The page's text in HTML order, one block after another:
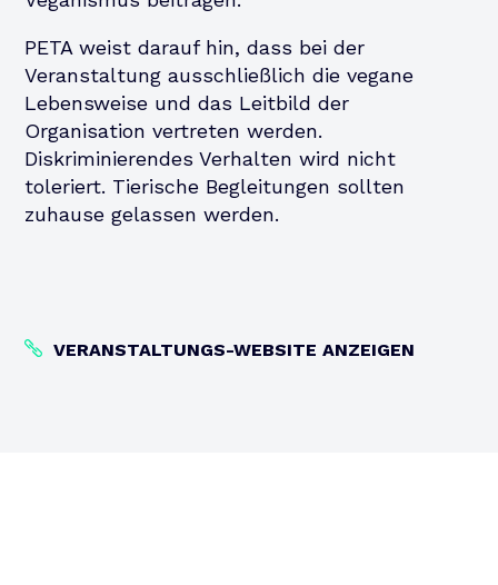
PETA weist darauf hin, dass bei der
Veranstaltung ausschließlich die vegane
Lebensweise und das Leitbild der
Organisation vertreten werden.
Diskriminierendes Verhalten wird nicht
toleriert. Tierische Begleitungen sollten
zuhause gelassen werden.
VERANSTALTUNGS-WEBSITE ANZEIGEN